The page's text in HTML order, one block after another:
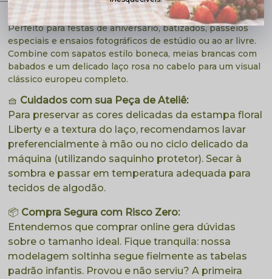
Dica de Estilo LULUin:
Perfeito para festas de aniversário, batizados, passeios
especiais e ensaios fotográficos de estúdio ou ao ar livre.
Combine com sapatos estilo boneca, meias brancas com
babados e um delicado laço rosa no cabelo para um visual
clássico europeu completo.
🧺 Cuidados com sua Peça de Ateliê:
Para preservar as cores delicadas da estampa floral
Liberty e a textura do laço, recomendamos lavar
preferencialmente à mão ou no ciclo delicado da
máquina (utilizando saquinho protetor). Secar à
sombra e passar em temperatura adequada para
tecidos de algodão.
📦 Compra Segura com Risco Zero:
Entendemos que comprar online gera dúvidas
sobre o tamanho ideal. Fique tranquila: nossa
modelagem soltinha segue fielmente as tabelas
padrão infantis. Provou e não serviu? A primeira